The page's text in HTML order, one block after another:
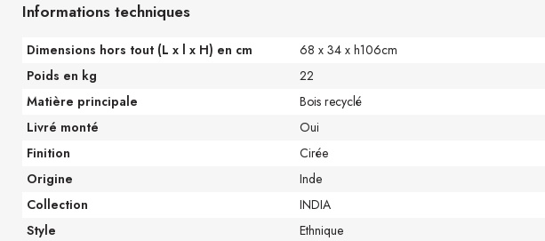
Informations techniques
Dimensions hors tout (L x l x H) en cm
68 x 34 x h106cm
Poids en kg
22
Matière principale
Bois recyclé
Livré monté
Oui
Finition
Cirée
Origine
Inde
Collection
INDIA
Style
Ethnique